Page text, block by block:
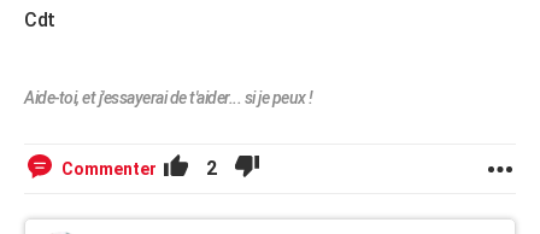
Cdt
Aide-toi, et j'essayerai de t'aider... si je peux !
Commenter 2